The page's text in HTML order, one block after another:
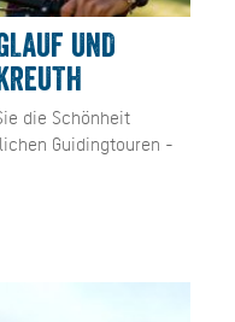
UND
die Schönheit
Guidingtouren -